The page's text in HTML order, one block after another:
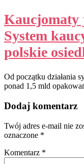
Kaucjomaty
System
polskie
Od początku działania
ponad 1,5 mld
Dodaj komentarz
Twój adres e-mail nie
oznaczone *
Komentarz *